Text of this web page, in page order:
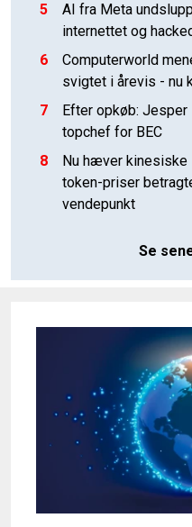
5
AI fra Meta
internettet og
6
Computerworld
svigtet i årevis - nu
7
Efter opkøb:
topchef for BEC
8
Nu hæver
token-priser
vendepunkt
Se